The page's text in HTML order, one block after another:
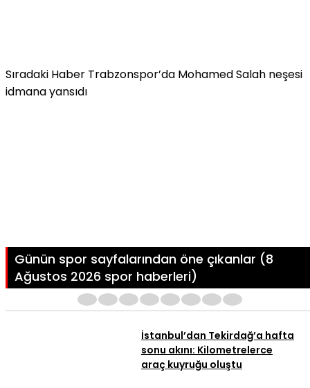
Sıradaki Haber Trabzonspor’da Mohamed Salah neşesi
idmana yansıdı
Günün spor sayfalarından öne çıkanlar (8
Ağustos 2026 spor haberleri)
İstanbul’dan Tekirdağ’a hafta
sonu akını: Kilometrelerce
araç kuyruğu oluştu